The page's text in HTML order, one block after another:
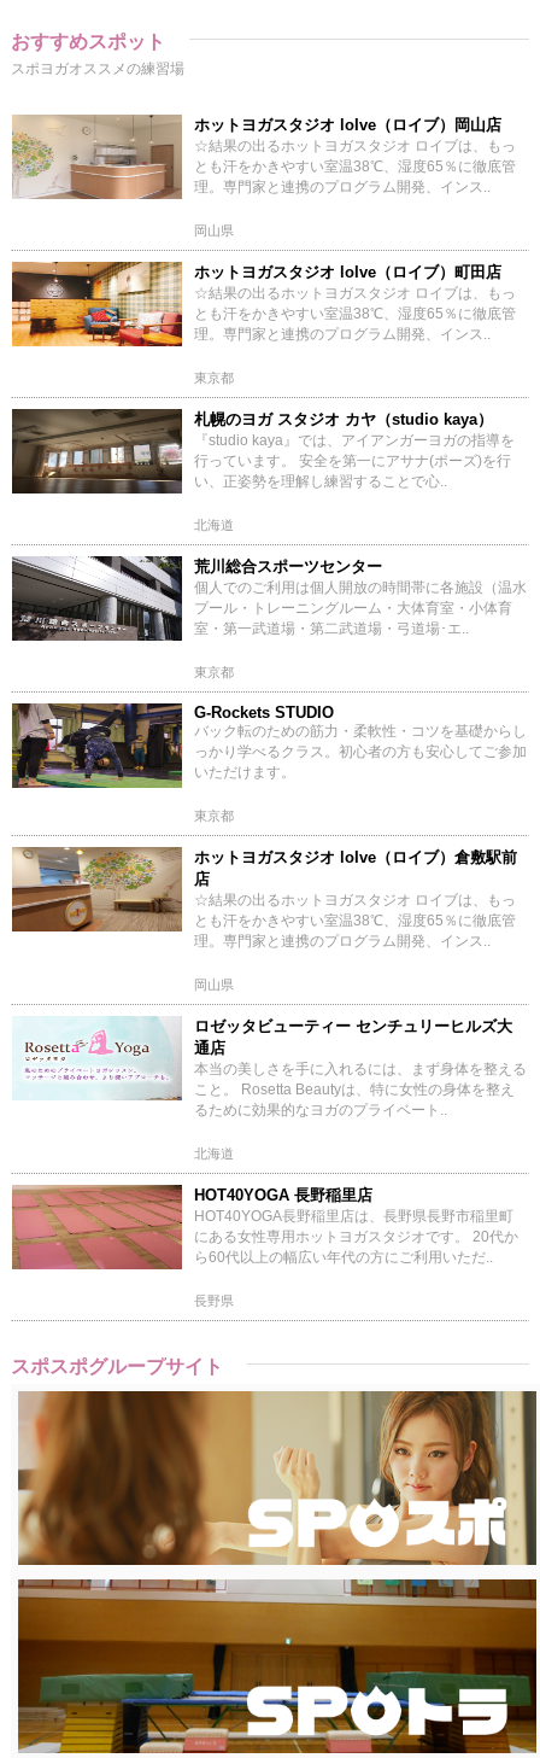
おすすめスポット
スポヨガオススメの練習場
ホットヨガスタジオ loIve（ロイブ）岡山店
☆結果の出るホットヨガスタジオ ロイブは、もっ
とも汗をかきやすい室温38℃、湿度65％に徹底管
理。専門家と連携のプログラム開発、インス..
岡山県
ホットヨガスタジオ loIve（ロイブ）町田店
☆結果の出るホットヨガスタジオ ロイブは、もっ
とも汗をかきやすい室温38℃、湿度65％に徹底管
理。専門家と連携のプログラム開発、インス..
東京都
札幌のヨガ スタジオ カヤ（studio kaya）
『studio kaya』では、アイアンガーヨガの指導を
行っています。 安全を第一にアサナ(ポーズ)を行
い、正姿勢を理解し練習することで心..
北海道
荒川総合スポーツセンター
個人でのご利用は個人開放の時間帯に各施設（温水
プール・トレーニングルーム・大体育室・小体育
室・第一武道場・第二武道場・弓道場･エ..
東京都
G-Rockets STUDIO
バック転のための筋力・柔軟性・コツを基礎からし
っかり学べるクラス。初心者の方も安心してご参加
いただけます。
東京都
ホットヨガスタジオ loIve（ロイブ）倉敷駅前
店
☆結果の出るホットヨガスタジオ ロイブは、もっ
とも汗をかきやすい室温38℃、湿度65％に徹底管
理。専門家と連携のプログラム開発、インス..
岡山県
ロゼッタビューティー センチュリーヒルズ大
通店
本当の美しさを手に入れるには、まず身体を整える
こと。 Rosetta Beautyは、特に女性の身体を整え
るために効果的なヨガのプライベート..
北海道
HOT40YOGA 長野稲里店
HOT40YOGA長野稲里店は、長野県長野市稲里町
にある女性専用ホットヨガスタジオです。 20代か
ら60代以上の幅広い年代の方にご利用いただ..
長野県
スポスポグループサイト